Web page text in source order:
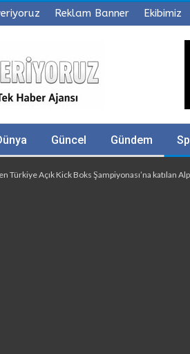
Reklam Banner Ekibimiz
Güncel Gündem
Türkiye Açık Kick Boks Şampiyonası’na katılan